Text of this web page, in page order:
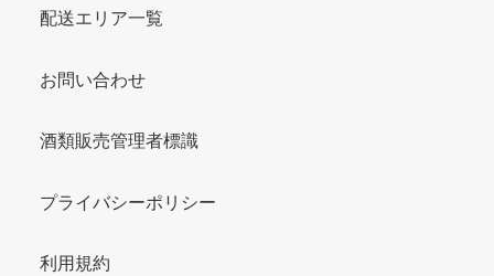
配送エリア一覧
お問い合わせ
酒類販売管理者標識
プライバシーポリシー
利用規約